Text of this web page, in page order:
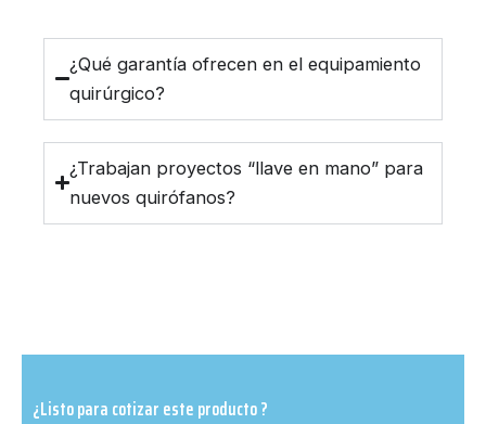
¿Qué garantía ofrecen en el equipamiento
quirúrgico?
¿Trabajan proyectos “llave en mano” para
nuevos quirófanos?
¿Listo para cotizar este producto ?